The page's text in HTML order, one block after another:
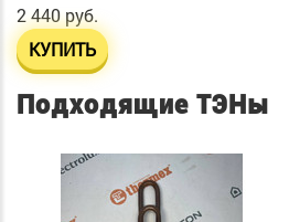
2 440 руб.
КУПИТЬ
Подходящие ТЭНы